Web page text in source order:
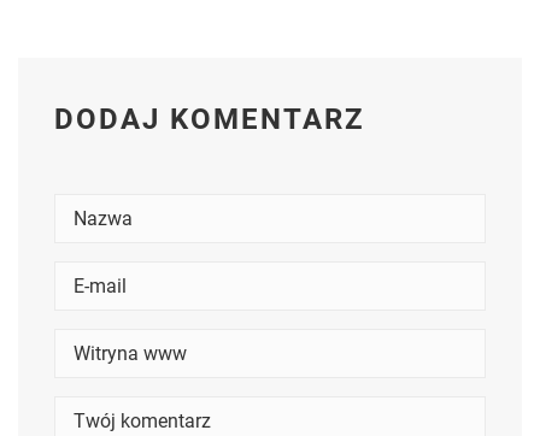
DODAJ KOMENTARZ